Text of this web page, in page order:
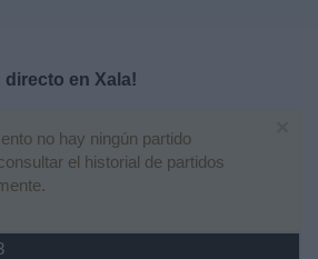
directo en Xala!
no hay ningún partido
el historial de partidos